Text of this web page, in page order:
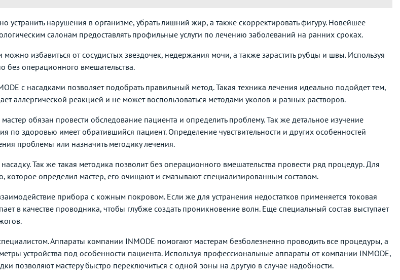
устранить нарушения в организме, убрать лишний жир, а также скорректировать фигуру. Новейшее
салонам предоставлять профильные услуги по лечению заболеваний на ранних сроках.
избавиться от сосудистых звездочек, недержания мочи, а также зарастить рубцы и швы. Используя
без операционного вмешательства.
с насадками позволяет подобрать правильный метод. Такая техника лечения идеально подойдет тем,
аллергической реакцией и не может воспользоваться методами уколов и разных растворов.
обязан провести обследование пациента и определить проблему. Так же детальное изучение
по здоровью имеет обратившийся пациент. Определение чувствительности и других особенностей
проблемы или назначить методику лечения.
Так же такая методика позволит без операционного вмешательства провести ряд процедур. Для
которое определил мастер, его очищают и смазывают специализированным составом.
прибора с кожным покровом. Если же для устранения недостатков применяется токовая
в качестве проводника, чтобы глубже создать проникновение волн. Еще специальный состав выступает
Аппараты компании INMODE помогают мастерам безболезненно проводить все процедуры, а
устройства под особенности пациента. Используя профессиональные аппараты от компании INMODE,
позволяют мастеру быстро переключиться с одной зоны на другую в случае надобности.